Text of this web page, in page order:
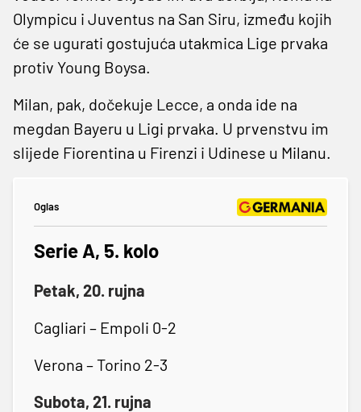
Olympicu i Juventus na San Siru, između kojih
će se ugurati gostujuća utakmica Lige prvaka
protiv Young Boysa.
Milan, pak, dočekuje Lecce, a onda ide na
megdan Bayeru u Ligi prvaka. U prvenstvu im
slijede Fiorentina u Firenzi i Udinese u Milanu.
Oglas
Serie A, 5. kolo
Petak, 20. rujna
Cagliari – Empoli 0-2
Verona – Torino 2-3
Subota, 21. rujna